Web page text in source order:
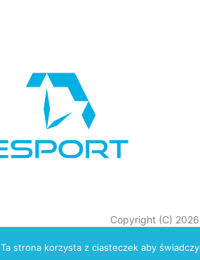
Copyright (C) 2026
Ta strona korzysta z ciasteczek aby